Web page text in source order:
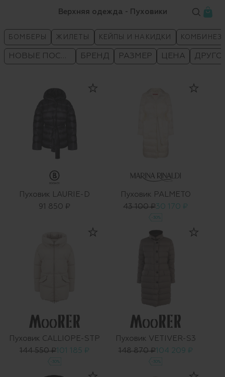
Верхняя одежда - Пуховики
БОМБЕРЫ ЖИЛЕТЫ КЕЙПЫ И НАКИДКИ
НОВЫЕ ПОСТУПЛЕНИЯ БРЕНД РАЗМЕР ЦЕНА
Пуховик LAURIE-D
91 850 ₽
Пуховик PALMETO
43 100 ₽30 170 ₽
-30%
Пуховик CALLIOPE-STP
144 550 ₽101 185 ₽
-30%
Пуховик VETIVER-S3
148 870 ₽104 209 ₽
-30%